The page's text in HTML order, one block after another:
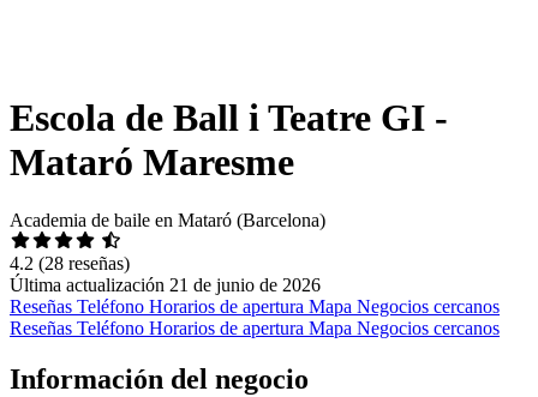
Escola de Ball i Teatre GI -
Mataró Maresme
Academia de baile en Mataró (Barcelona)
4.2 (28 reseñas)
Última actualización 21 de junio de 2026
Reseñas Teléfono Horarios de apertura Mapa Negocios cercanos
Reseñas Teléfono Horarios de apertura Mapa Negocios cercanos
Información del negocio